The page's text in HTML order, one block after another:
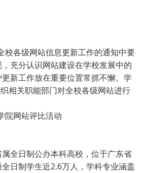
校各级网站信息更新工作的通知中要
充分认识网站建设在学校发展中的
新工作放在重要位置常抓不懈。学
相关职能部门对全校各级网站进行
院网站评比活动
全日制公办本科高校，位于广东省
日制学生近2.6万人，学科专业涵盖